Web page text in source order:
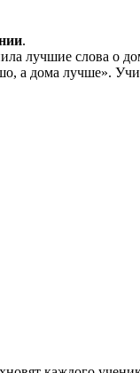
.
лучшие слова о
а дома лучше».